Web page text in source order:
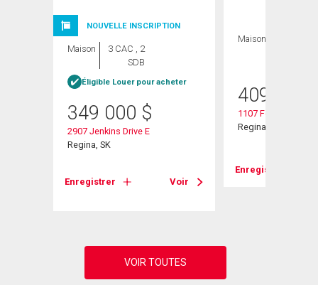
NOUVELLE INSCRIPTION
Maison
3 CAC , 2
SDB
Éligible Louer pour acheter
349 000 $
2907 Jenkins Drive E
Regina, SK
Enregistrer Voir
Maison
409 900
1107 Ferguson
Regina, SK
Enregistrer